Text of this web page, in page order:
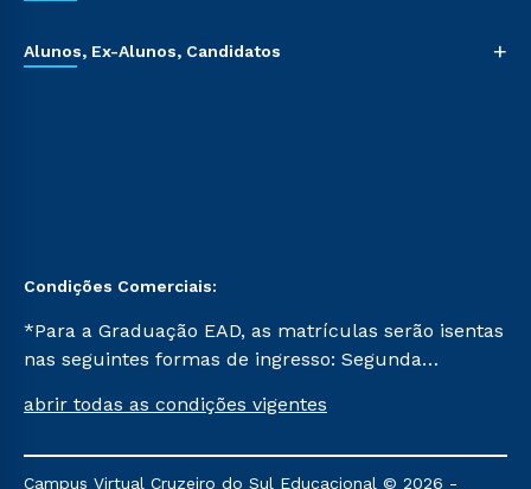
Alunos, Ex-Alunos, Candidatos +
Condições Comerciais:
*Para a Graduação EAD, as matrículas serão isentas
nas seguintes formas de ingresso: Segunda
Já para as demais, a taxa de matrícula será de R$
mencionadas são referentes aos cursos: Ensino
abrir todas as condições vigentes
Campus Virtual Cruzeiro do Sul Educacional © 2026 -